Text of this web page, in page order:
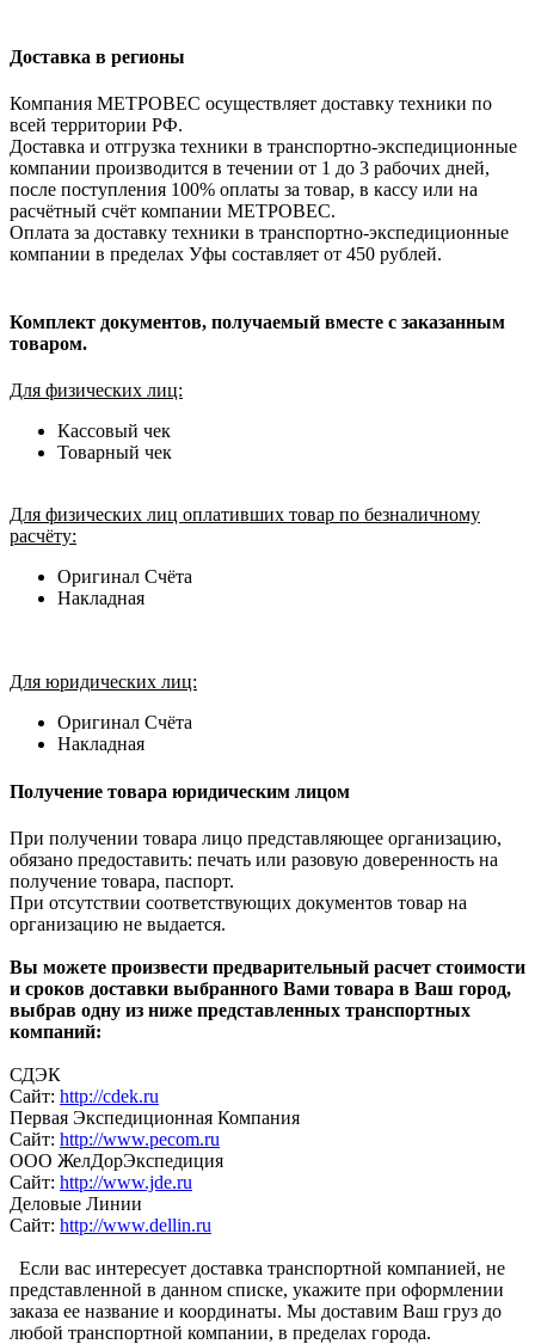
Доставка в регионы
Компания МЕТРОВЕС осуществляет доставку техники по
всей территории РФ.
Доставка и отгрузка техники в транспортно-экспедиционные
компании производится в течении от 1 до 3 рабочих дней,
после поступления 100% оплаты за товар, в кассу или на
расчётный счёт компании МЕТРОВЕС.
Оплата за доставку техники в транспортно-экспедиционные
компании в пределах Уфы составляет от 450 рублей.
Комплект документов, получаемый вместе с заказанным
товаром.
Для физических лиц:
Кассовый чек
Товарный чек
Для физических лиц оплативших товар по безналичному
расчёту:
Оригинал Счёта
Накладная
Для юридических лиц:
Оригинал Счёта
Накладная
Получение товара юридическим лицом
При получении товара лицо представляющее организацию,
обязано предоставить: печать или разовую доверенность на
получение товара, паспорт.
При отсутствии соответствующих документов товар на
организацию не выдается.
Вы можете произвести предварительный расчет стоимости
и сроков доставки выбранного Вами товара в Ваш город,
выбрав одну из ниже представленных транспортных
компаний:
СДЭК
Сайт: http://cdek.ru
Первая Экспедиционная Компания
Сайт: http://www.pecom.ru
ООО ЖелДорЭкспедиция
Сайт: http://www.jde.ru
Деловые Линии
Сайт: http://www.dellin.ru
Если вас интересует доставка транспортной компанией, не
представленной в данном списке, укажите при оформлении
заказа ее название и координаты. Мы доставим Ваш груз до
любой транспортной компании, в пределах города.